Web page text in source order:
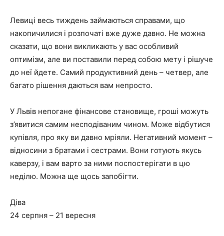
Левиці весь тиждень займаються справами, що
накопичилися і розпочаті вже дуже давно. Не можна
сказати, що вони викликають у вас особливий
оптимізм, але ви поставили перед собою мету і рішуче
до неї йдете. Самий продуктивний день – четвер, але
багато рішення даються вам непросто.
У Львів непогане фінансове становище, гроші можуть
з’явитися самим несподіваним чином. Може відбутися
купівля, про яку ви давно мріяли. Негативний момент –
відносини з братами і сестрами. Вони готують якусь
каверзу, і вам варто за ними поспостерігати в цю
неділю. Можна ще щось запобігти.
Діва
24 серпня – 21 вересня